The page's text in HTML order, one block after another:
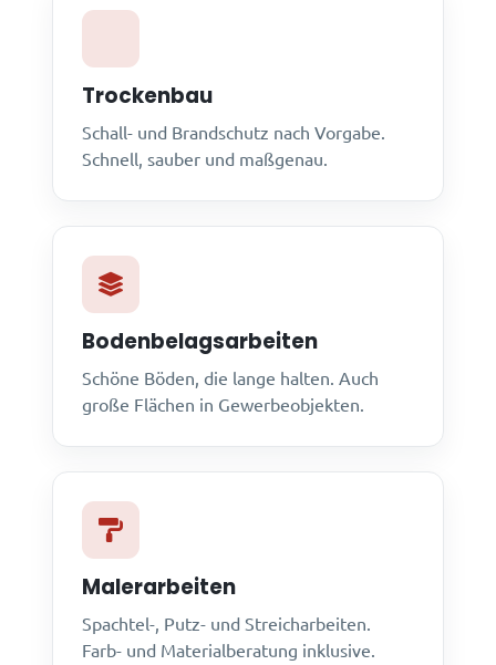
Trockenbau
Schall- und Brandschutz nach Vorgabe.
Schnell, sauber und maßgenau.
Bodenbelagsarbeiten
Schöne Böden, die lange halten. Auch
große Flächen in Gewerbeobjekten.
Malerarbeiten
Spachtel-, Putz- und Streicharbeiten.
Farb- und Materialberatung inklusive.